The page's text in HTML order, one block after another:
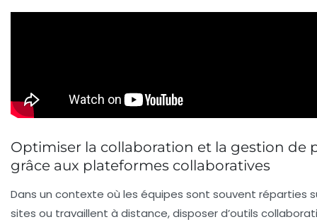
Optimiser la collaboration et la gestion de
grâce aux plateformes collaboratives
Dans un contexte où les équipes sont souvent réparties
sites ou travaillent à distance, disposer d’outils